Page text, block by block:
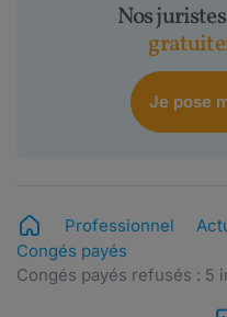
Nos
Je pose
Professionnel
Congés payés
Congés payés refusés : 5